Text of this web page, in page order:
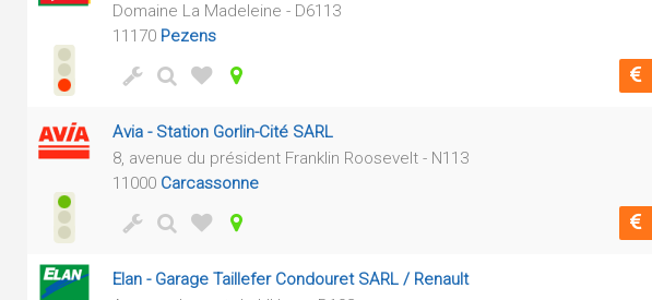
Domaine La Madeleine - D6113
11170 Pezens
Avia - Station Gorlin-Cité SARL
8, avenue du président Franklin Roosevelt - N113
11000 Carcassonne
Elan - Garage Taillefer Condouret SARL / Renault